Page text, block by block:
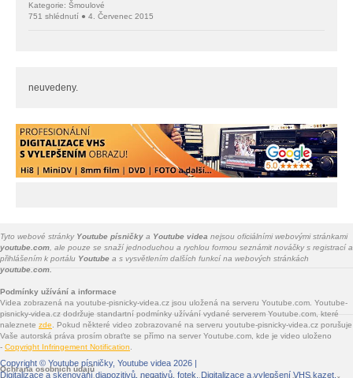
Kategorie: Šmoulové
751 shlédnutí ● 4. Červenec 2015
neuvedeny.
Tyto webové stránky Youtube písničky a Youtube videa nejsou oficiálními webovými stránkami
youtube.com , ale pouze se snaží jednoduchou a rychlou formou seznámit nováčky s registrací a
přihlášením k portálu Youtube a s vysvětlením dalších funkcí na webových stránkách
youtube.com.
Podmínky užívání a informace
Videa zobrazená na youtube-pisnicky-videa.cz jsou uložená na serveru Youtube.com. Youtube-
pisnicky-videa.cz dodržuje standartní podmínky užívání vydané serverem Youtube.com, které
naleznete zde . Pokud některé video zobrazované na serveru youtube-pisnicky-videa.cz porušuje
Vaše autorská práva prosím obraťte se přímo na server Youtube.com, kde je video uloženo
- Copyright Infringement Notification
Ochrana osobních údajů
Copyright © Youtube písničky, Youtube videa 2026 |
Digitalizace a skenování diapozitivů, negativů, fotek . Digitalizace a vylepšení VHS kazet.